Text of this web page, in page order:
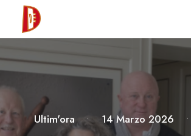
HOME
NEWS
DEGUSTA TV
LA RIVISTA
Ultim'ora • 14 Marzo 2026 •